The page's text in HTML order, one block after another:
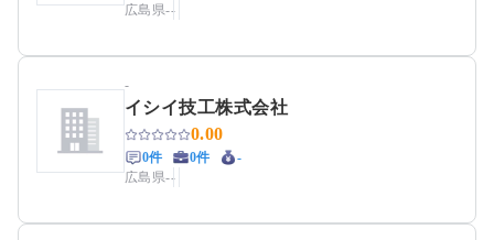
広島県--
-
イシイ技工株式会社
0.00
0件 0件
-
広島県--